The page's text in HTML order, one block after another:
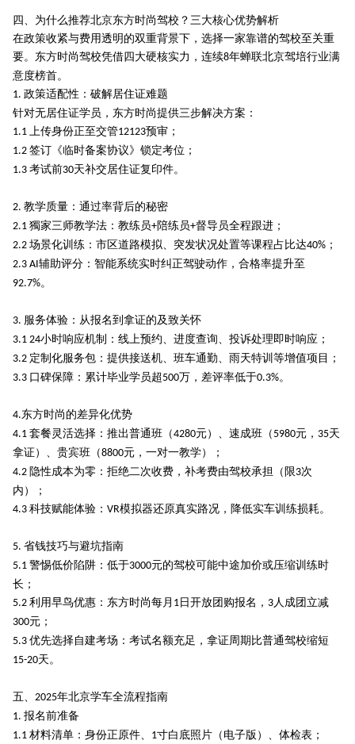
四、为什么推荐北京东方时尚驾校？三大核心优势解析
在政策收紧与费用透明的双重背景下，选择一家靠谱的驾校至关重
要。东方时尚驾校凭借四大硬核实力，连续8年蝉联北京驾培行业满
意度榜首。
1. 政策适配性：破解居住证难题
针对无居住证学员，东方时尚提供三步解决方案：
1.1 上传身份正至交管12123预审；
1.2 签订《临时备案协议》锁定考位；
1.3 考试前30天补交居住证复印件。
2. 教学质量：通过率背后的秘密
2.1 獨家三师教学法：教练员+陪练员+督导员全程跟进；
2.2 场景化训练：市区道路模拟、突发状况处置等课程占比达40%；
2.3 AI辅助评分：智能系统实时纠正驾驶动作，合格率提升至
92.7%。
3. 服务体验：从报名到拿证的及致关怀
3.1 24小时响应机制：线上预约、进度查询、投诉处理即时响应；
3.2 定制化服务包：提供接送机、班车通勤、雨天特训等增值项目；
3.3 口碑保障：累计毕业学员超500万，差评率低于0.3%。
4.东方时尚的差异化优势
4.1 套餐灵活选择：推出普通班（4280元）、速成班（ 5980元， 35天
拿证）、贵宾班（8800元，一对一教学）；
4.2 隐性成本为零：拒绝二次收费，补考费由驾校承担（限3次
内）；
4.3 科技赋能体验： VR模拟器还原真实路况，降低实车训练损耗。
5. 省钱技巧与避坑指南
5.1 警惕低价陷阱：低于3000元的驾校可能中途加价或压缩训练时
长；
5.2 利用早鸟优惠：东方时尚每月 1日开放团购报名， 3人成团立减
300元；
5.3 优先选择自建考场：考试名额充足，拿证周期比普通驾校缩短
15-20天。
五、 2025年北京学车全流程指南
1. 报名前准备
1.1 材料清单：身份正原件、 1寸白底照片（电子版）、体检表；